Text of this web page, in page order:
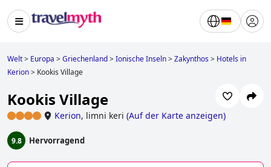
Welt> Europa >Griechenland>Ionische Inseln>Zakynthos> Hotels in
Kerion> Kookis Village
Kookis Village
Kerion, limni keri (Auf der Karte anzeigen)
9.8 Hervorragend